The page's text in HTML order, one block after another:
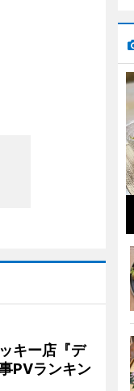
キー店『デ
PVランキン